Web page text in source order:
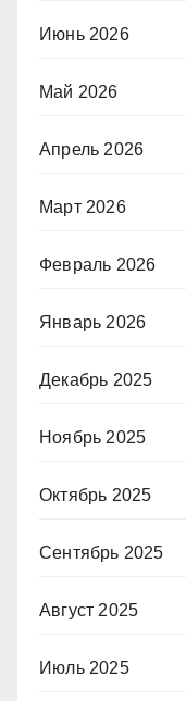
Июнь 2026
Май 2026
Апрель 2026
Март 2026
Февраль 2026
Январь 2026
Декабрь 2025
Ноябрь 2025
Октябрь 2025
Сентябрь 2025
Август 2025
Июль 2025